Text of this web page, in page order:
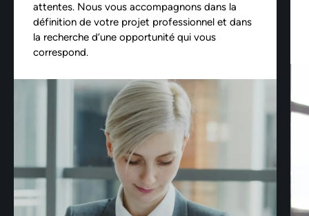
attentes. Nous vous accompagnons dans la
définition de votre projet professionnel et dans
la recherche d’une opportunité qui vous
correspond.